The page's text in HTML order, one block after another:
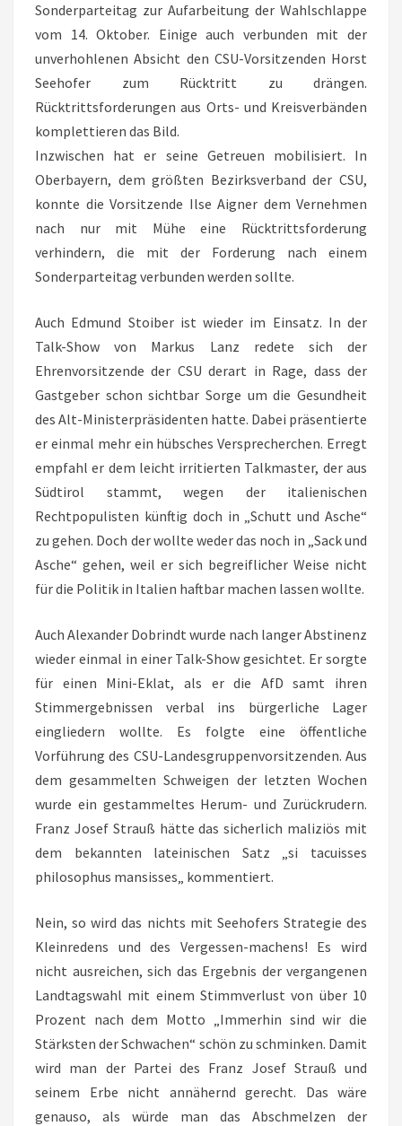
Sonderparteitag zur Aufarbeitung der Wahlschlappe
vom 14. Oktober. Einige auch verbunden mit der
unverhohlenen Absicht den CSU-Vorsitzenden Horst
Seehofer zum Rücktritt zu drängen.
Rücktrittsforderungen aus Orts- und Kreisverbänden
komplettieren das Bild.
Inzwischen hat er seine Getreuen mobilisiert. In
Oberbayern, dem größten Bezirksverband der CSU,
konnte die Vorsitzende Ilse Aigner dem Vernehmen
nach nur mit Mühe eine Rücktrittsforderung
verhindern, die mit der Forderung nach einem
Sonderparteitag verbunden werden sollte.
Auch Edmund Stoiber ist wieder im Einsatz. In der
Talk-Show von Markus Lanz redete sich der
Ehrenvorsitzende der CSU derart in Rage, dass der
Gastgeber schon sichtbar Sorge um die Gesundheit
des Alt-Ministerpräsidenten hatte. Dabei präsentierte
er einmal mehr ein hübsches Versprecherchen. Erregt
empfahl er dem leicht irritierten Talkmaster, der aus
Südtirol stammt, wegen der italienischen
Rechtpopulisten künftig doch in „Schutt und Asche“
zu gehen. Doch der wollte weder das noch in „Sack und
Asche“ gehen, weil er sich begreiflicher Weise nicht
für die Politik in Italien haftbar machen lassen wollte.
Auch Alexander Dobrindt wurde nach langer Abstinenz
wieder einmal in einer Talk-Show gesichtet. Er sorgte
für einen Mini-Eklat, als er die AfD samt ihren
Stimmergebnissen verbal ins bürgerliche Lager
eingliedern wollte. Es folgte eine öffentliche
Vorführung des CSU-Landesgruppenvorsitzenden. Aus
dem gesammelten Schweigen der letzten Wochen
wurde ein gestammeltes Herum- und Zurückrudern.
Franz Josef Strauß hätte das sicherlich maliziös mit
dem bekannten lateinischen Satz „si tacuisses
philosophus mansisses„ kommentiert.
Nein, so wird das nichts mit Seehofers Strategie des
Kleinredens und des Vergessen-machens! Es wird
nicht ausreichen, sich das Ergebnis der vergangenen
Landtagswahl mit einem Stimmverlust von über 10
Prozent nach dem Motto „Immerhin sind wir die
Stärksten der Schwachen“ schön zu schminken. Damit
wird man der Partei des Franz Josef Strauß und
seinem Erbe nicht annähernd gerecht. Das wäre
genauso, als würde man das Abschmelzen der